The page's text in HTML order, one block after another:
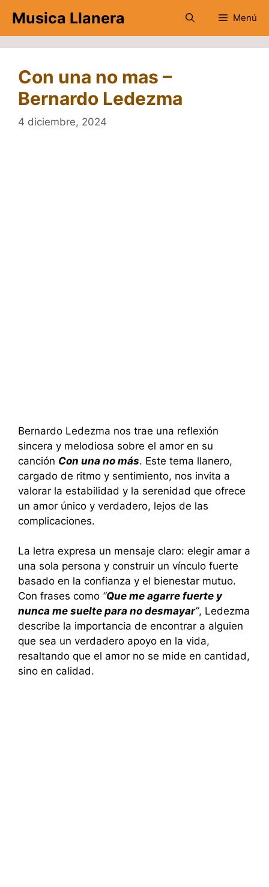
contenido
Musica Llanera Menú
Con una no mas –
Bernardo Ledezma
4 diciembre, 2024
Bernardo Ledezma nos trae una reflexión
sincera y melodiosa sobre el amor en su
canción Con una no más. Este tema llanero,
cargado de ritmo y sentimiento, nos invita a
valorar la estabilidad y la serenidad que ofrece
un amor único y verdadero, lejos de las
complicaciones.
La letra expresa un mensaje claro: elegir amar a
una sola persona y construir un vínculo fuerte
basado en la confianza y el bienestar mutuo.
Con frases como “Que me agarre fuerte y
nunca me suelte para no desmayar”, Ledezma
describe la importancia de encontrar a alguien
que sea un verdadero apoyo en la vida,
resaltando que el amor no se mide en cantidad,
sino en calidad.